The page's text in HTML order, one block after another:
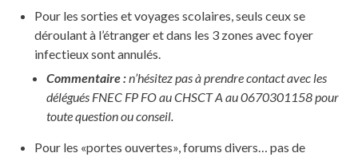
Pour les sorties et voyages scolaires, seuls ceux se
déroulant à l’étranger et dans les 3 zones avec foyer
infectieux sont annulés.
Commentaire :n’hésitez pas à prendre contact avec les
délégués FNEC FP FO au CHSCT A au 0670301158 pour
toute question ou conseil.
Pour les «portes ouvertes», forums divers… pas de